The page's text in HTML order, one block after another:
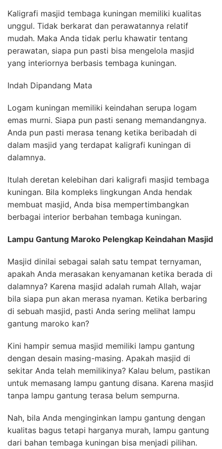
Kaligrafi masjid tembaga kuningan memiliki kualitas
unggul. Tidak berkarat dan perawatannya relatif
mudah. Maka Anda tidak perlu khawatir tentang
perawatan, siapa pun pasti bisa mengelola masjid
yang interiornya berbasis tembaga kuningan.
Indah Dipandang Mata
Logam kuningan memiliki keindahan serupa logam
emas murni. Siapa pun pasti senang memandangnya.
Anda pun pasti merasa tenang ketika beribadah di
dalam masjid yang terdapat kaligrafi kuningan di
dalamnya.
Itulah deretan kelebihan dari kaligrafi masjid tembaga
kuningan. Bila kompleks lingkungan Anda hendak
membuat masjid, Anda bisa mempertimbangkan
berbagai interior berbahan tembaga kuningan.
Lampu Gantung Maroko Pelengkap Keindahan Masjid
Masjid dinilai sebagai salah satu tempat ternyaman,
apakah Anda merasakan kenyamanan ketika berada di
dalamnya? Karena masjid adalah rumah Allah, wajar
bila siapa pun akan merasa nyaman. Ketika berbaring
di sebuah masjid, pasti Anda sering melihat lampu
gantung maroko kan?
Kini hampir semua masjid memiliki lampu gantung
dengan desain masing-masing. Apakah masjid di
sekitar Anda telah memilikinya? Kalau belum, pastikan
untuk memasang lampu gantung disana. Karena masjid
tanpa lampu gantung terasa belum sempurna.
Nah, bila Anda menginginkan lampu gantung dengan
kualitas bagus tetapi harganya murah, lampu gantung
dari bahan tembaga kuningan bisa menjadi pilihan.